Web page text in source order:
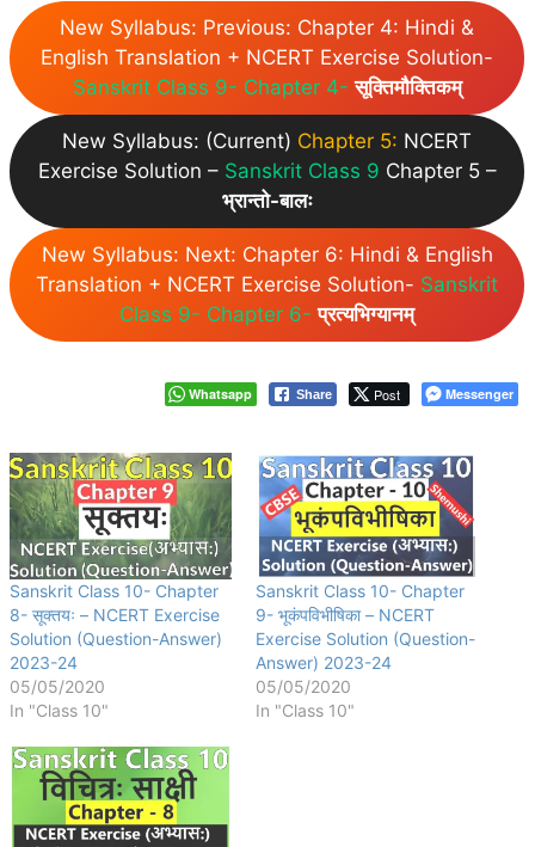
New Syllabus: Previous: Chapter 4: Hindi &
English Translation + NCERT Exercise Solution-
Sanskrit Class 9- Chapter 4-सूक्तिमौक्तिकम्
New Syllabus: (Current) Chapter 5: NCERT
Exercise Solution – Sanskrit Class 9 Chapter 5 –
भ्रान्तो-बालः
New Syllabus: Next: Chapter 6: Hindi & English
Translation + NCERT Exercise Solution- Sanskrit
Class 9- Chapter 6- प्रत्यभिग्यानम्
Whatsapp Share Post Messenger
Sanskrit Class 10- Chapter
8- सूक्तयः – NCERT Exercise
Solution (Question-Answer)
2023-24
05/05/2020
In "Class 10"
Sanskrit Class 10- Chapter
9- भूकंपविभीषिका – NCERT
Exercise Solution (Question-
Answer) 2023-24
05/05/2020
In "Class 10"